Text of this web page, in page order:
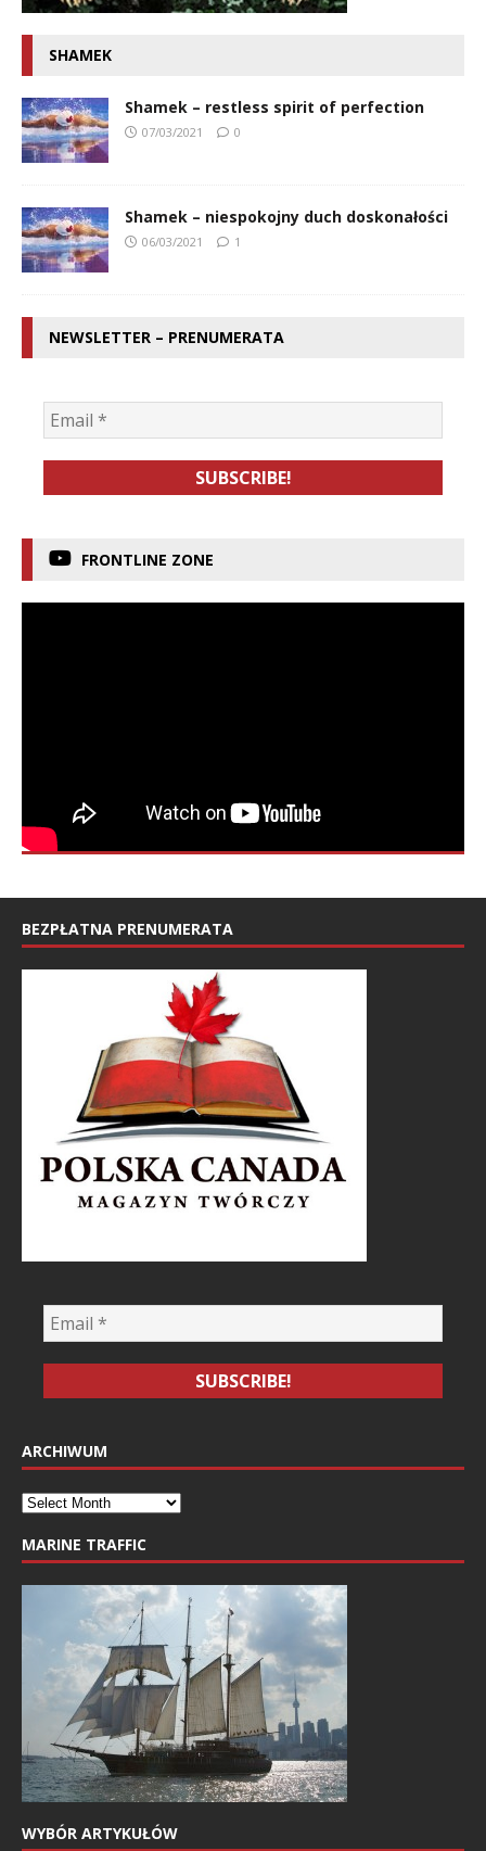
SHAMEK
Shamek – restless spirit of perfection
07/03/2021 0
Shamek – niespokojny duch doskonałości
06/03/2021 1
NEWSLETTER – PRENUMERATA
FRONTLINE ZONE
BEZPŁATNA PRENUMERATA
ARCHIWUM
MARINE TRAFFIC
WYBÓR ARTYKUŁÓW